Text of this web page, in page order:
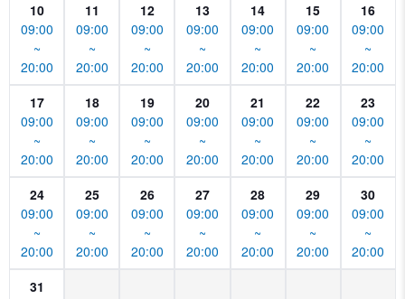
10
09:00
~
20:00
11
09:00
~
20:00
12
09:00
~
20:00
13
09:00
~
20:00
14
09:00
~
20:00
15
09:00
~
20:00
16
09:00
~
20:00
17
09:00
~
20:00
18
09:00
~
20:00
19
09:00
~
20:00
20
09:00
~
20:00
21
09:00
~
20:00
22
09:00
~
20:00
23
09:00
~
20:00
24
09:00
~
20:00
25
09:00
~
20:00
26
09:00
~
20:00
27
09:00
~
20:00
28
09:00
~
20:00
29
09:00
~
20:00
30
09:00
~
20:00
31